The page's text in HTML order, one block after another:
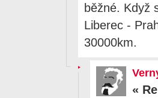
běžné. Když
Liberec -
30000km.
«